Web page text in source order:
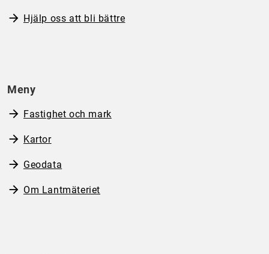
Hjälp oss att bli bättre
Meny
Fastighet och mark
Kartor
Geodata
Om Lantmäteriet